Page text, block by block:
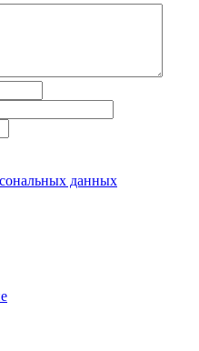
данных